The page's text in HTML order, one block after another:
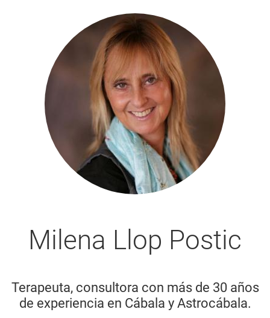
Milena Llop Postic
Terapeuta, consultora con más de 30 años
de experiencia en Cábala y Astrocábala.